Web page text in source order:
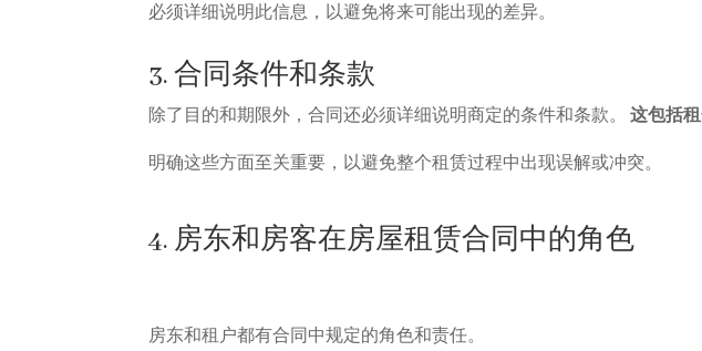
必须详细说明此信息，以避免将来可能出现的差异。
3. 合同条件和条款
除了目的和期限外，合同还必须详细说明商定的条件和条款。这包括
明确这些方面至关重要，以避免整个租赁过程中出现误解或冲突。
4. 房东和房客在房屋租赁合同中的角色
房东和租户都有合同中规定的角色和责任。